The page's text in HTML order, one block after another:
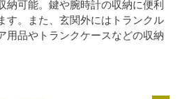
納可能。鍵や腕時計の収納に便利
す。また、玄関外にはトランクル
用品やトランクケースなどの収納